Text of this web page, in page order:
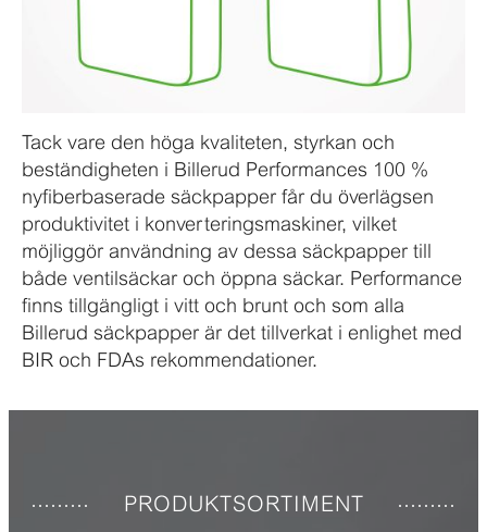
Tack vare den höga kvaliteten, styrkan och
beständigheten i Billerud Performances 100 %
nyfiberbaserade säckpapper får du överlägsen
produktivitet i konverteringsmaskiner, vilket
möjliggör användning av dessa säckpapper till
både ventilsäckar och öppna säckar. Performance
finns tillgängligt i vitt och brunt och som alla
Billerud säckpapper är det tillverkat i enlighet med
BIR och FDAs rekommendationer.
PRODUKTSORTIMENT